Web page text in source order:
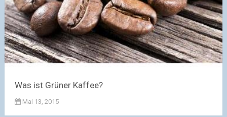
Was ist Grüner Kaffee?
Mai 13, 2015